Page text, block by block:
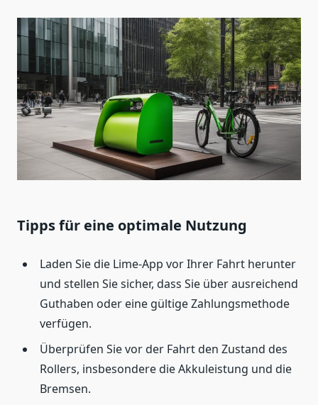
Tipps für eine optimale Nutzung
Laden Sie die Lime-App vor Ihrer Fahrt herunter
und stellen Sie sicher, dass Sie über ausreichend
Guthaben oder eine gültige Zahlungsmethode
verfügen.
Überprüfen Sie vor der Fahrt den Zustand des
Rollers, insbesondere die Akkuleistung und die
Bremsen.